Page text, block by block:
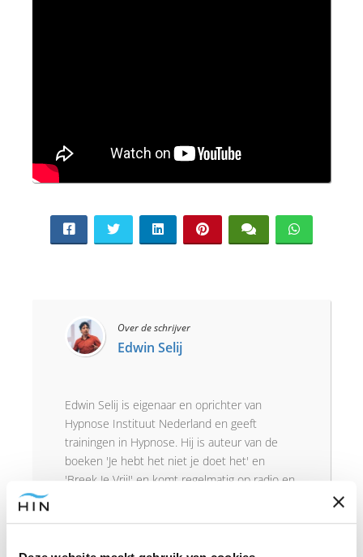
Over de schrijver
Edwin Selij
Edwin Selij is eigenaar en oprichter van
Hypnose Instituut Nederland en geeft
trainingen in Hypnose. Hij is auteur van de
boeken 'Je hebt het niet je doet het' en
'Breek Je Vrij!' en komt regelmatig op radio en